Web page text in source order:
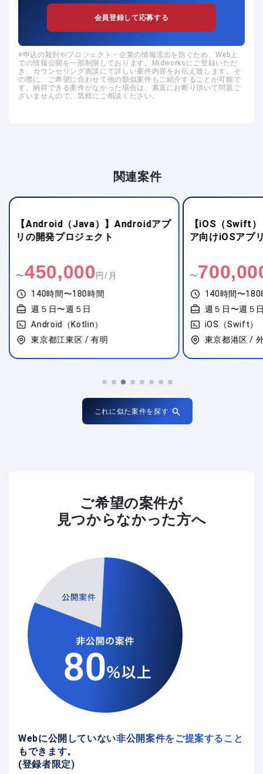
会員登録して応募する
申込の殺到やプロジェクト・企業の情報流出を防ぐため、Web上
での情報公開を一部制限しております。Midworksにご登録いただ
き、カウンセリング面談にて詳しい案件内容をお伝え致します。そ
の際に、ご希望に合わせて他の類似案件もご紹介することが可能で
す。納得できる案件がなかった場合は、素直にお断り頂いて問題ご
ざいませんので、気軽にご相談ください。
関連案件
【Android（Java）】Androidアプ
リの開発プロジェクト
〜450,000円/月
140時間〜180時間
週５日〜週５日
Android（Kotlin）
東京都江東区 / 有明
【iOS（Swift
ア向けiOSアプ
〜
140時間〜180
週５日〜週５
iOS（Swift）
東京都港区 /
これに似た案件を探す
ご希望の案件が
見つからなかった方へ
Webに公開していない非公開案件をご提案すること
もできます。
(登録者限定)